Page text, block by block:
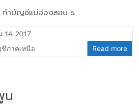
ำบัญชีแม่ฮ่องสอน ร
14, 2017
ภาคเหนือ Read more
น